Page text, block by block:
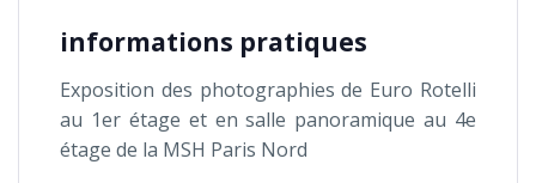
informations pratiques
Exposition des photographies de Euro Rotelli
au 1er étage et en salle panoramique au 4e
étage de la MSH Paris Nord